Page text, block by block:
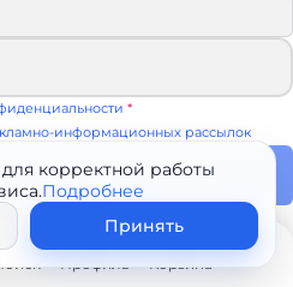
Профиль Корзина
*
информационных рассылок
доставку
в ближайшее время.
корректной работы
Подробнее
Принять